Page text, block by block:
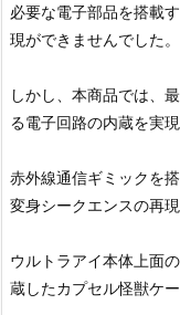
必要な電子部品を搭載
現ができませんでした。
しかし、本商品では、
る電子回路の内蔵を実現
赤外線通信ギミックを
変身シークエンスの再
ウルトラアイ本体上面
蔵したカプセル怪獣ケ